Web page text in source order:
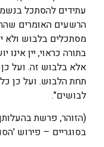
עתידים להסתכל
הרשעים האומרים
מסתכלים בלבוש ולא
בתורה כראוי, יין
אלא בלבוש זה. ועל
תחת הלבוש. ועל כן
לבושים".
(הזוהר, פרשת
בסוגריים – פירוש